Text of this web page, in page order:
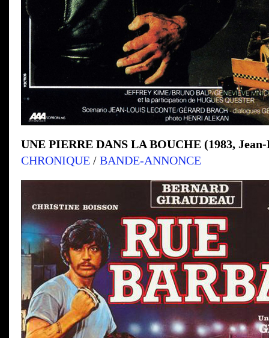
UNE PIERRE DANS LA BOUCHE (1983,
CHRONIQUE / BANDE-ANNONCE